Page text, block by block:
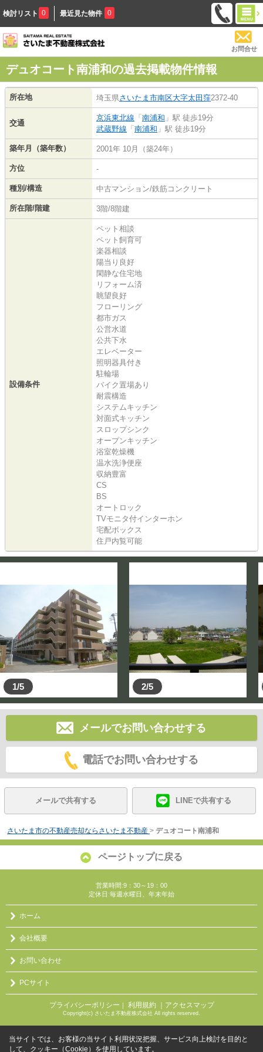
検討リスト 0 最近見た物件 0
お問合せ
デュオコート南浦和の過去掲載物件情報
所在地 埼玉県さいたま市南区大字太田窪2372-40
交通
京浜東北線 「 南浦和 」駅 徒歩19分
武蔵野線 「 南浦和 」駅 徒歩19分
築年月（築年数） 2001年 10月（築24年）
方位 -
種別/構造 中古マンション/鉄筋コンクリート
所在階/階建 3階/8階建
設備条件
ペット相談
ペット飼育可
楽器相談
陽当り良好
閑静な住宅地
リフォーム済
眺望良好
フローリング
都市ガス
公営水道
公共下水
エレベーター
照明器具付き
駐輪場
バイク置場あり
耐震構造
システムキッチン
対面式キッチン
スロップシンク
オープンキッチン
浴室乾燥機
温水洗浄便座
収納豊富
CS
BS
オートロック
TVモニタ付インターホン
宅配ボックス
住戸内覧可能
1/5 2/5
メールでお問い合わせする
電話でお問い合わせする
メールで共有する LINEで共有する
さいたま市の不動産売却ならさいたま不動産 > デュオコート南浦和
ページトップに戻る
営業時間:9：30～19：00
定休日:毎週水曜日、年末年始
ホーム
会社概要
お問い合わせ
PCサイト
プライバシーポリシー ｜ 利用規約 ｜アクセスマップ
Copyright(c) さいたま不動産株式会社 All rights reserved.
当サイトでは、お客様の当サイト利用状況把握、サービス向上検討を目的と
して、クッキー（Cookie）を使用しています。